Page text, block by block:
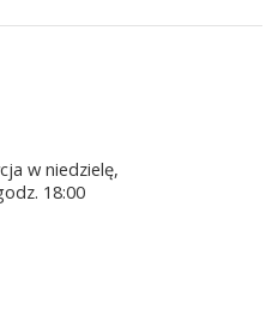
w niedzielę,
18:00